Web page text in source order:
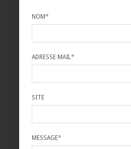
NOM*
ADRESSE MAIL*
SITE
MESSAGE*